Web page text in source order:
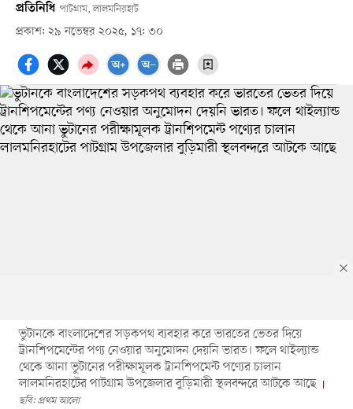
প্রতিনিধি পাটগ্রাম, লালমনিরহাট
প্রকাশ: ২৯ নভেম্বর ২০২৫, ১৭: ৩০
ভুটানকে বাংলাদেশের সড়কপথ ব্যবহার করে ভারতের ভেতর দিয়ে
ট্রানশিপমেন্টের পণ্য নেওয়ার অনুমোদন দেয়নি ভারত। ফলে থাইল্যান্ড
থেকে আনা ভুটানের পরীক্ষামূলক ট্রানশিপমেন্ট পণ্যের চালান
লালমনিরহাটের পাটগ্রাম উপজেলার বুড়িমারী স্থলবন্দরে আটকে আছে
ছবি: প্রথম আলো